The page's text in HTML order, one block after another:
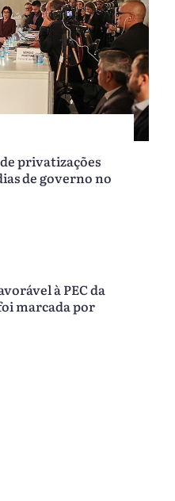
privatizações
de governo no
à PEC da
marcada por